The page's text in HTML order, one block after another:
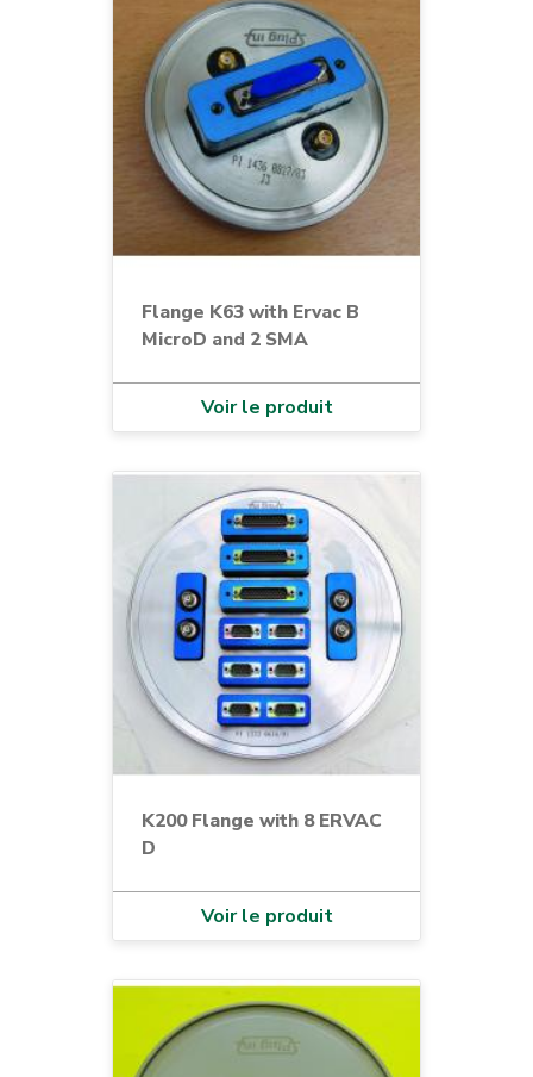
Flange K63 with Ervac B
MicroD and 2 SMA
Voir le produit
K200 Flange with 8 ERVAC
D
Voir le produit